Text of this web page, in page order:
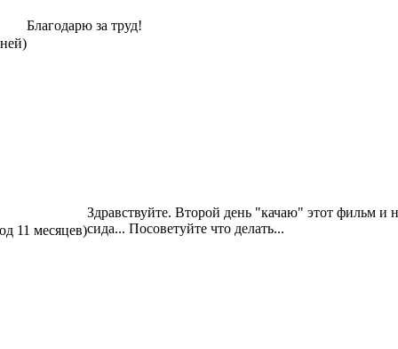
Благодарю за труд!
11 месяцев)
Здравствуйте. Второй день "качаю" этот фильм и
сида... Посоветуйте что делать...